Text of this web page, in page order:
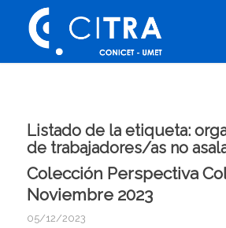
Listado de la etiqueta:
de trabajadores/as no
Colección Perspectiva
Noviembre 2023
05/12/2023